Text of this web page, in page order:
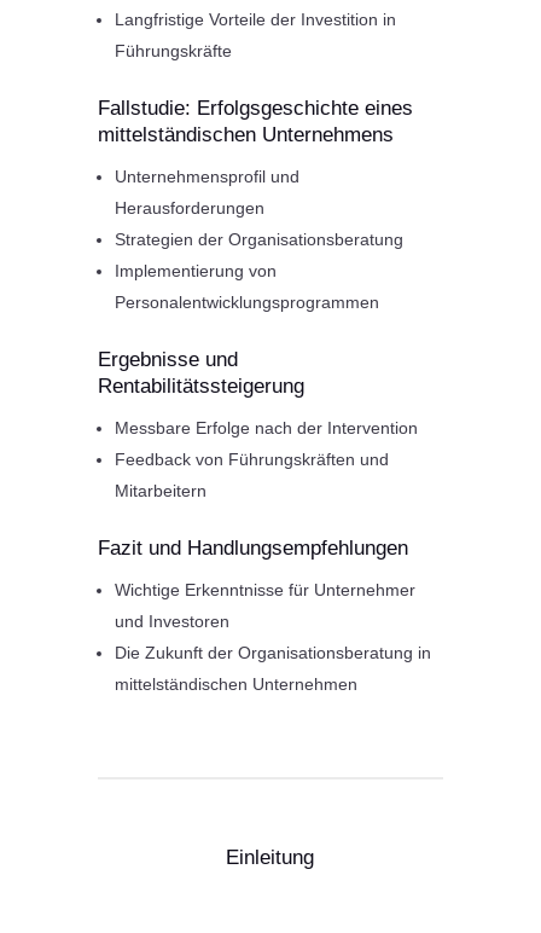
Langfristige Vorteile der Investition in
Führungskräfte
Fallstudie: Erfolgsgeschichte eines
mittelständischen Unternehmens
Unternehmensprofil und
Herausforderungen
Strategien der Organisationsberatung
Implementierung von
Personalentwicklungsprogrammen
Ergebnisse und
Rentabilitätssteigerung
Messbare Erfolge nach der Intervention
Feedback von Führungskräften und
Mitarbeitern
Fazit und Handlungsempfehlungen
Wichtige Erkenntnisse für Unternehmer
und Investoren
Die Zukunft der Organisationsberatung in
mittelständischen Unternehmen
Einleitung